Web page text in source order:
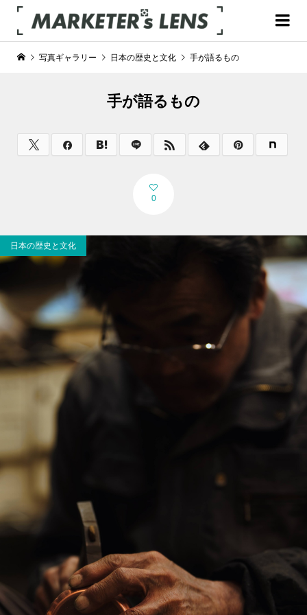
写真ギャラリー 日本の歴史と文化 手が語るもの
手が語るもの
0
日本の歴史と文化